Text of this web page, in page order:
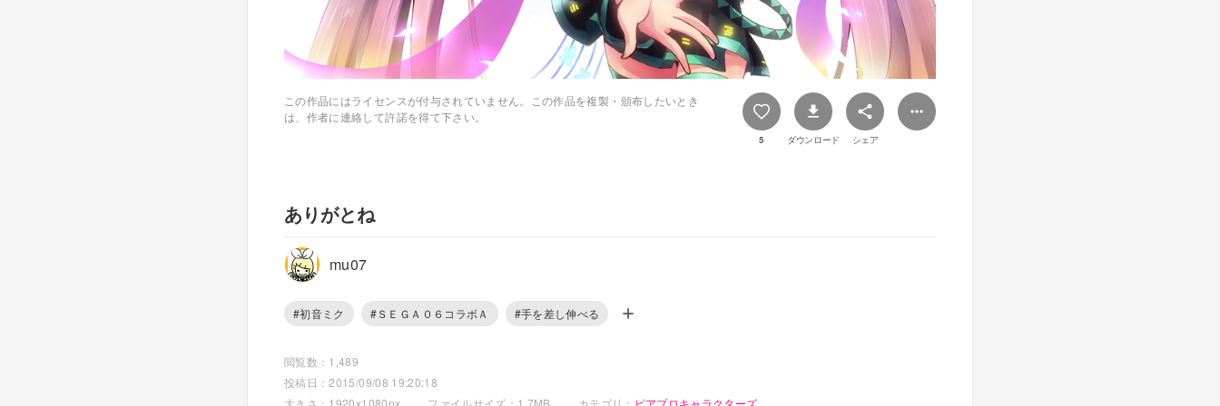
この作品にはライセンスが付与されていません。この作品を複製・頒布したいとき
は、作者に連絡して許諾を得て下さい。
5 ダウンロード シェア
ありがとね
mu07
#初音ミク #ＳＥＧＡ０６コラボＡ #手を差し伸べる
閲覧数：1,489
投稿日：2015/09/08 19:20:18
大きさ：1920x1080px
ファイルサイズ：1.7MB カテゴリ： ピアプロキャラクターズ